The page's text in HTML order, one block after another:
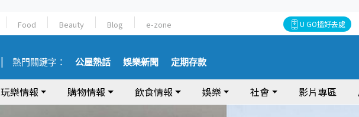
Food Beauty Blog e-zone U GO搵好去處
熱門關鍵字： 公屋熱話 娛樂新聞 定期存款
玩樂情報 購物情報 飲食情報 娛樂 社會 影片專區